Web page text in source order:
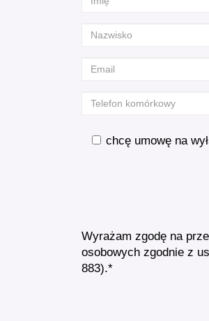
chcę umowę na
Wyrażam zgodę na
osobowych zgodnie z
883).*